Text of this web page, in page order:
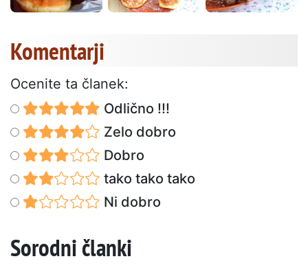
Komentarji
Ocenite ta članek:
Odlično !!!
Zelo dobro
Dobro
tako tako tako
Ni dobro
Sorodni članki